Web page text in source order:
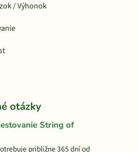
/ Výhonok
otázky
String of
približne 365 dní od